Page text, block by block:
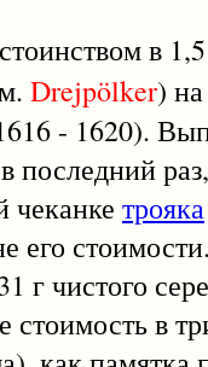
в
Drejpölker) на
- 1620).
последний
чеканке трояка
его
г чистого
стоимость в